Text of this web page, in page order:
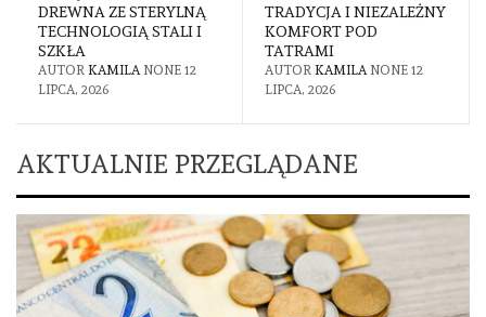
DREWNA ZE STERYLNĄ
TECHNOLOGIĄ STALI I
SZKŁA
AUTOR KAMILA NONE 12
LIPCA, 2026
TRADYCJA I NIEZALEŻNY
KOMFORT POD
TATRAMI
AUTOR KAMILA NONE 12
LIPCA, 2026
AKTUALNIE PRZEGLĄDANE